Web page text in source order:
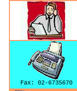
Fax: 02-6735670